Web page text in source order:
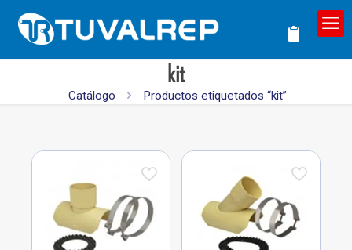
kit
Catálogo Productos etiquetados “kit”